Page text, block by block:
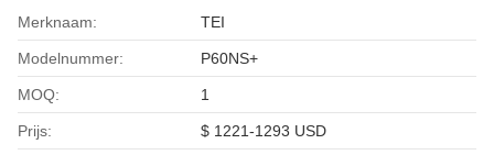
Merknaam: TEI
Modelnummer: P60NS+
MOQ: 1
Prijs: $ 1221-1293 USD